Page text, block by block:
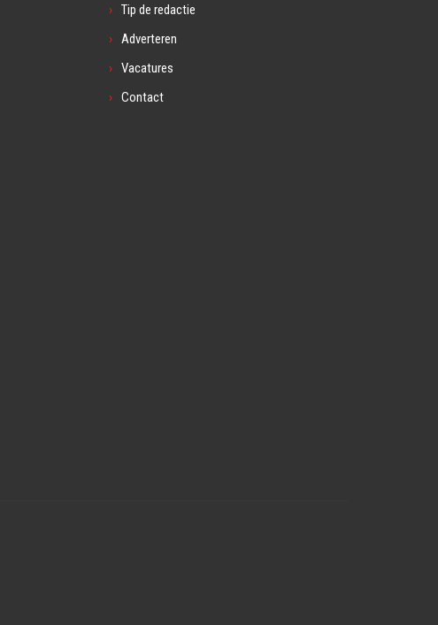
Tip de redactie
Adverteren
Vacatures
Contact